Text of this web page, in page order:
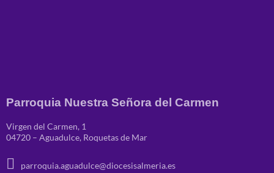
Parroquia Nuestra Señora del Carmen
Virgen del Carmen, 1
04720 – Aguadulce, Roquetas de Mar
parroquia.aguadulce@diocesisalmeria.es